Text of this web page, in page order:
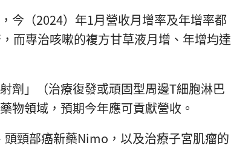
今（2024）年1月營收月增率及年增率都
而專治咳嗽的複方甘草液月增、年增均達
劑」（治療復發或頑固型周邊T細胞淋巴
物領域，預期今年應可貢獻營收。
頸部癌新藥Nimo，以及治療子宮肌瘤的